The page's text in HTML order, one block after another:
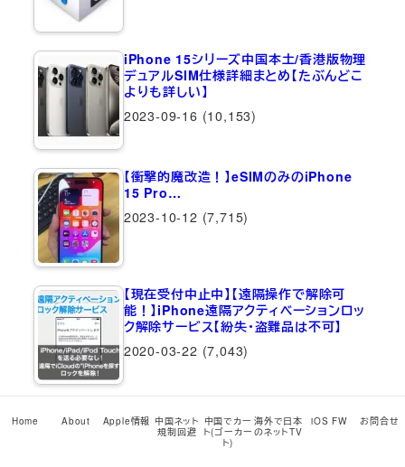
iPhone 15シリーズ中国本土/香港版物理
デュアルSIM仕様詳細まとめ【たぶんどこ
よりも詳しい】
2023-09-16 (10,153)
【衝撃的魔改造！】eSIMのみのiPhone
15 Pro…
2023-10-12 (7,715)
【現在受付中止中】【遠隔操作で解除可
能！】iPhone遠隔アクティベーションロッ
ク解除サービス【紛失・盗難品は不可】
2020-03-22 (7,043)
iPadOS…
(6,913)
Home About Apple情報 中国ネット
規制回避
中国でカー
ト(ゴーカー
ト)
海外で日本
のネットTV
iOS FW お問合せ